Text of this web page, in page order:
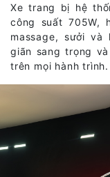
Xe trang bị hệ
công suất 705W,
massage, sưởi
giãn sang trọng
trên mọi hành trình.